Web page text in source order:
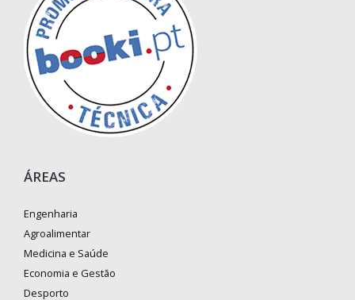
ÁREAS
Engenharia
Agroalimentar
Medicina e Saúde
Economia e Gestão
Desporto